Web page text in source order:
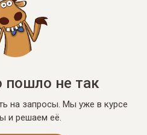
пошло не так
на запросы. Мы уже в курсе
и решаем её.